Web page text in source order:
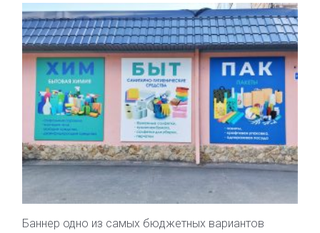
Баннер одно из самых бюджетных вариантов